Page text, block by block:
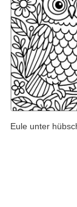
Eule unter